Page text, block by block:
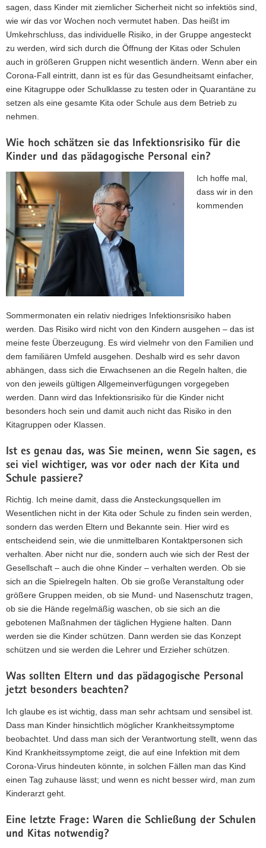
sagen, dass Kinder mit ziemlicher Sicherheit nicht so infektiös sind,
wie wir das vor Wochen noch vermutet haben. Das heißt im
Umkehrschluss, das individuelle Risiko, in der Gruppe angesteckt
zu werden, wird sich durch die Öffnung der Kitas oder Schulen
auch in größeren Gruppen nicht wesentlich ändern. Wenn aber ein
Corona-Fall eintritt, dann ist es für das Gesundheitsamt einfacher,
eine Kitagruppe oder Schulklasse zu testen oder in Quarantäne zu
setzen als eine gesamte Kita oder Schule aus dem Betrieb zu
nehmen.
Wie hoch schätzen sie das Infektionsrisiko für die
Kinder und das pädagogische Personal ein?
Ich hoffe mal,
dass wir in den
kommenden
Sommermonaten ein relativ niedriges Infektionsrisiko haben
werden. Das Risiko wird nicht von den Kindern ausgehen – das ist
meine feste Überzeugung. Es wird vielmehr von den Familien und
dem familiären Umfeld ausgehen. Deshalb wird es sehr davon
abhängen, dass sich die Erwachsenen an die Regeln halten, die
von den jeweils gültigen Allgemeinverfügungen vorgegeben
werden. Dann wird das Infektionsrisiko für die Kinder nicht
besonders hoch sein und damit auch nicht das Risiko in den
Kitagruppen oder Klassen.
Ist es genau das, was Sie meinen, wenn Sie sagen, es
sei viel wichtiger, was vor oder nach der Kita und
Schule passiere?
Richtig. Ich meine damit, dass die Ansteckungsquellen im
Wesentlichen nicht in der Kita oder Schule zu finden sein werden,
sondern das werden Eltern und Bekannte sein. Hier wird es
entscheidend sein, wie die unmittelbaren Kontaktpersonen sich
verhalten. Aber nicht nur die, sondern auch wie sich der Rest der
Gesellschaft – auch die ohne Kinder – verhalten werden. Ob sie
sich an die Spielregeln halten. Ob sie große Veranstaltung oder
größere Gruppen meiden, ob sie Mund- und Nasenschutz tragen,
ob sie die Hände regelmäßig waschen, ob sie sich an die
gebotenen Maßnahmen der täglichen Hygiene halten. Dann
werden sie die Kinder schützen. Dann werden sie das Konzept
schützen und sie werden die Lehrer und Erzieher schützen.
Was sollten Eltern und das pädagogische Personal
jetzt besonders beachten?
Ich glaube es ist wichtig, dass man sehr achtsam und sensibel ist.
Dass man Kinder hinsichtlich möglicher Krankheitssymptome
beobachtet. Und dass man sich der Verantwortung stellt, wenn das
Kind Krankheitssymptome zeigt, die auf eine Infektion mit dem
Corona-Virus hindeuten könnte, in solchen Fällen man das Kind
einen Tag zuhause lässt; und wenn es nicht besser wird, man zum
Kinderarzt geht.
Eine letzte Frage: Waren die Schließung der Schulen
und Kitas notwendig?